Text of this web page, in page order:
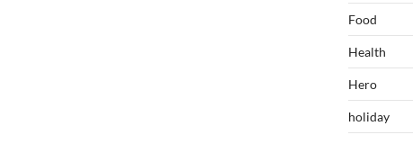
Food
Health
Hero
holiday